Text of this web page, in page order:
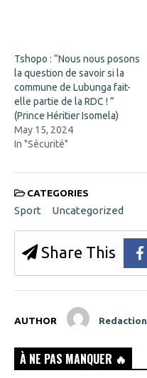
w
)
Tshopo : “Nous nous posons
la question de savoir si la
commune de Lubunga fait-
elle partie de la RDC ! ”
(Prince Héritier Isomela)
May 15, 2024
In "Sécurité"
CATEGORIES
Sport Uncategorized
Share This
AUTHOR Redaction
À NE PAS MANQUER 🔥